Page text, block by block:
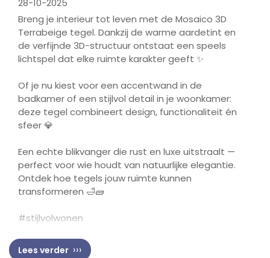
28-10-2025
Breng je interieur tot leven met de Mosaico 3D
Terrabeige tegel. Dankzij de warme aardetint en
de verfijnde 3D-structuur ontstaat een speels
lichtspel dat elke ruimte karakter geeft ✨
Of je nu kiest voor een accentwand in de
badkamer of een stijlvol detail in je woonkamer:
deze tegel combineert design, functionaliteit én
sfeer💎
Een echte blikvanger die rust en luxe uitstraalt —
perfect voor wie houdt van natuurlijke elegantie.
Ontdek hoe tegels jouw ruimte kunnen
transformeren 🛁🧱
#stijlvolwonen
Lees verder